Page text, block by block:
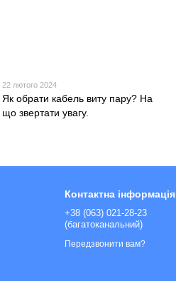
22 лютого 2024
Як обрати кабель виту пару? На
що звертати увагу.
Контактна інформація
+38 (063) 021-28-23
(багатоканальний)
Передзвонити вам?